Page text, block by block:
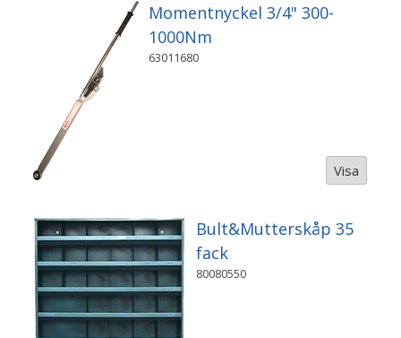
Momentnyckel 3/4" 300-
1000Nm
63011680
Visa
Bult&Mutterskåp 35
fack
80080550